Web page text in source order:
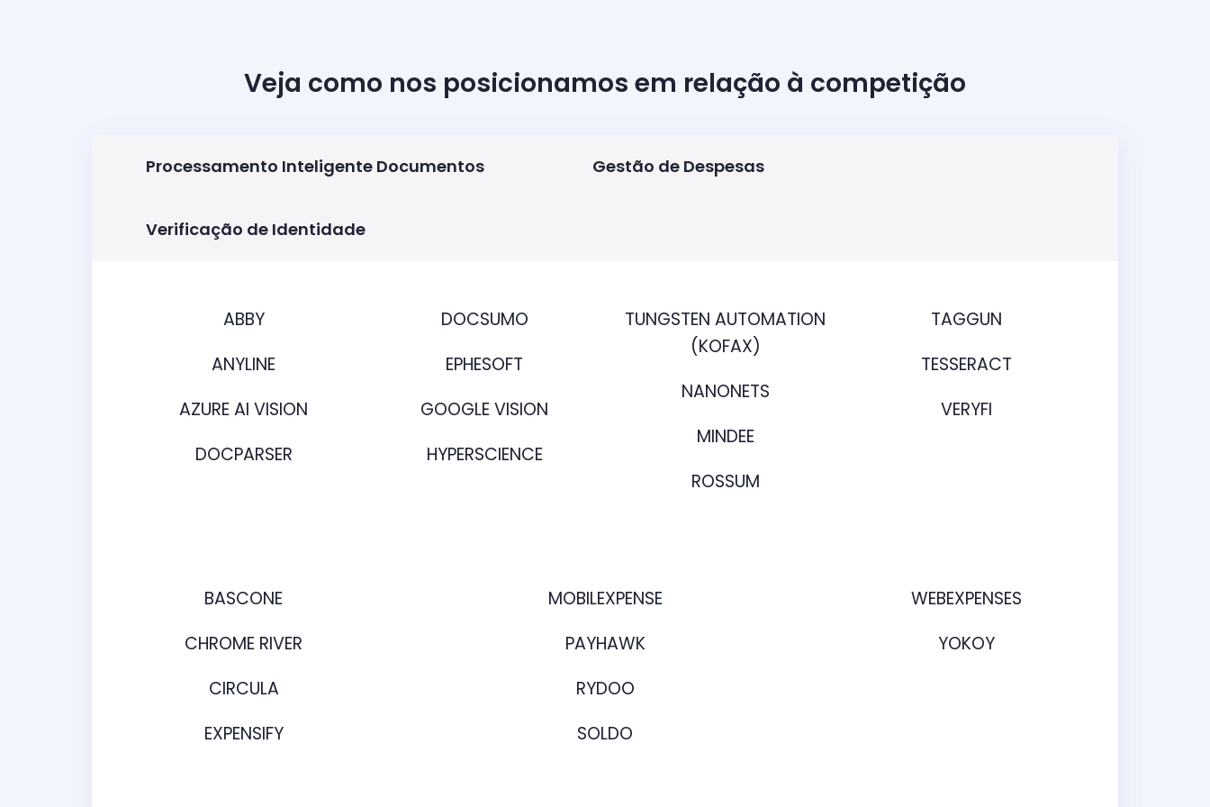
Veja como nos posicionamos em relação à competição
Processamento Inteligente Documentos Gestão de Despesas
Verificação de Identidade
ABBY
ANYLINE
AZURE AI VISION
DOCPARSER
DOCSUMO
EPHESOFT
GOOGLE VISION
HYPERSCIENCE
TUNGSTEN AUTOMATION
(KOFAX)
NANONETS
MINDEE
ROSSUM
TAGGUN
TESSERACT
VERYFI
BASCONE
CHROME RIVER
CIRCULA
EXPENSIFY
MOBILEXPENSE
PAYHAWK
RYDOO
SOLDO
WEBEXPENSES
YOKOY